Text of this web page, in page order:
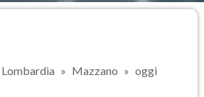
Lombardia Mazzano oggi